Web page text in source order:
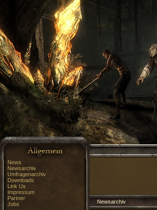
News
Newsarchiv
Umfragenarchiv
Downloads
Link Us
Impressum
Partner
Jobs
Newsarchiv